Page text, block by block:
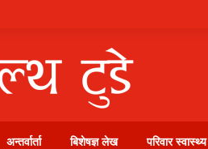
अन्तर्वार्ता बिशेषज्ञ लेख परिवार स्वास्थ्य